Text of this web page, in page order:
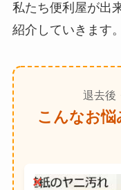
私たち便利屋が出
紹介していきます。
退去後
こんなお悩